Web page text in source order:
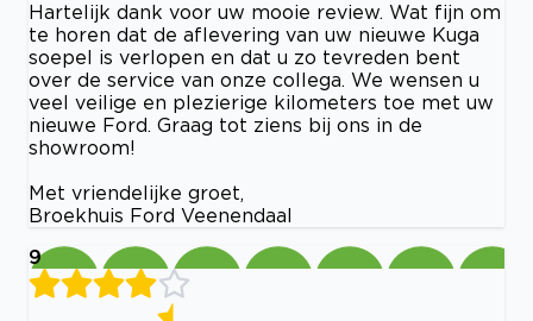
Hartelijk dank voor uw mooie review. Wat fijn om
te horen dat de aflevering van uw nieuwe Kuga
soepel is verlopen en dat u zo tevreden bent
over de service van onze collega. We wensen u
veel veilige en plezierige kilometers toe met uw
nieuwe Ford. Graag tot ziens bij ons in de
showroom!
Met vriendelijke groet,
Broekhuis Ford Veenendaal
9